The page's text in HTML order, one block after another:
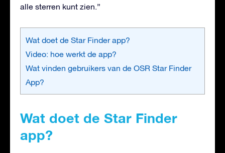
alle sterren kunt zien.”
Wat doet de Star Finder app?
Video: hoe werkt de app?
Wat vinden gebruikers van de OSR Star Finder
App?
Wat doet de Star Finder
app?